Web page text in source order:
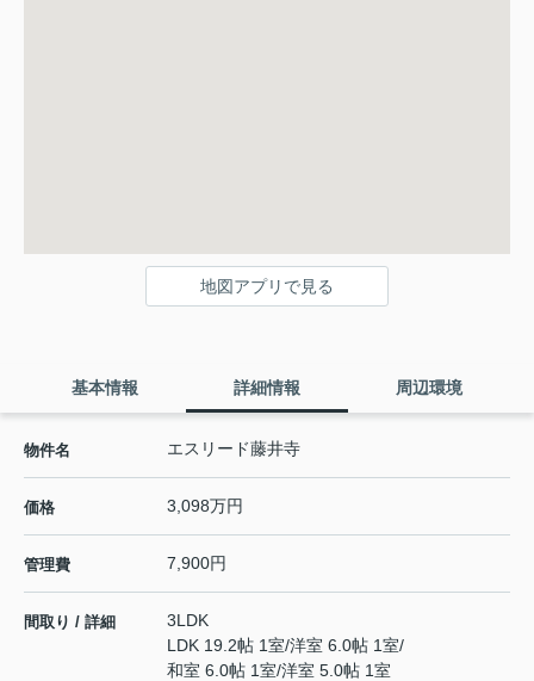
地図アプリで見る
基本情報 詳細情報 周辺環境
物件名 エスリード藤井寺
価格 3,098万円
管理費 7,900円
間取り / 詳細
3LDK
LDK 19.2帖 1室/洋室 6.0帖 1室/
和室 6.0帖 1室/洋室 5.0帖 1室